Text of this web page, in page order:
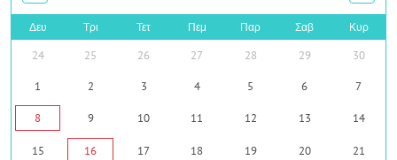
Δευ Τρι Τετ Πεμ Παρ Σαβ Κυρ
24 25 26 27 28 29 30
1 2 3 4 5 6 7
8 9 10 11 12 13 14
15 16 17 18 19 20 21